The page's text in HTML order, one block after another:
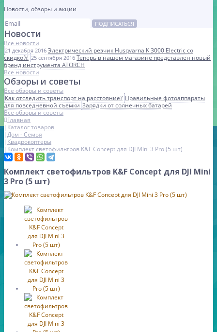
Новости, обзоры и акции
ПОДПИСАТЬСЯ
Новости
Все новости
21 декабря 2016 Электрический резчик Husqvarna K 3000 Electric со
скидкой! 25 сентября 2016 Теперь в нашем магазине представлен новый
бренд инструмента ATORCH
Все новости
Обзоры и советы
Все обзоры и советы
Как отследить транспорт на расстояние? Правильные фотоаппараты
для повседневной съемкиЗарядки от солнечных батарей
Все обзоры и советы
Главная
Каталог товаров
Дом - Семья
Квадрокоптеры
Комплект светофильтров K&F Concept для DJI Mini 3 Pro (5 шт)
Комплект светофильтров K&F Concept для DJI Mini
3 Pro (5 шт)